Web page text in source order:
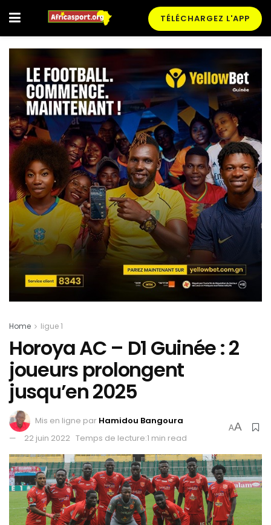
TÉLÉCHARGEZ L'APP
Home ligue 1
Horoya AC – D1 Guinée : 2
joueurs prolongent
jusqu’en 2025
Mis en ligne par Hamidou Bangoura
22 juin 2022 Temps de lecture:1 min read
AA